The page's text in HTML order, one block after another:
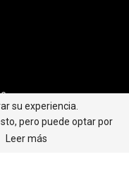
su experiencia.
pero puede optar por
Leer más